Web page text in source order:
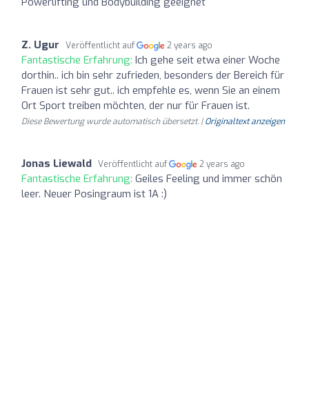
Z. Ugur Veröffentlicht auf 2 years ago
Fantastische Erfahrung: Ich gehe seit etwa einer Woche
dorthin.. ich bin sehr zufrieden, besonders der Bereich für
Frauen ist sehr gut.. ich empfehle es, wenn Sie an einem
Ort Sport treiben möchten, der nur für Frauen ist.
Diese Bewertung wurde automatisch übersetzt. |Originaltext anzeigen
Jonas Liewald Veröffentlicht auf 2 years ago
Fantastische Erfahrung: Geiles Feeling und immer schön
leer. Neuer Posingraum ist 1A :)